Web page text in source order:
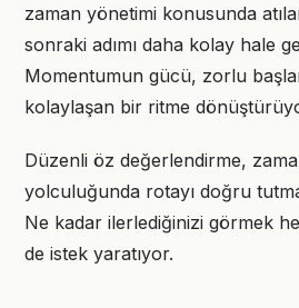
zaman yönetimi konusunda
sonraki adımı daha kolay hale
Momentumun gücü, zorlu
kolaylaşan bir ritme
Düzenli öz değerlendirme,
yolculuğunda rotayı doğru
Ne kadar ilerlediğinizi görmek
de istek yaratıyor.